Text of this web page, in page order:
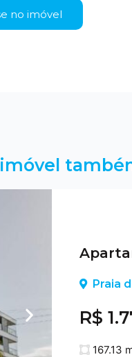
no imóvel
Praia
R$
167.13